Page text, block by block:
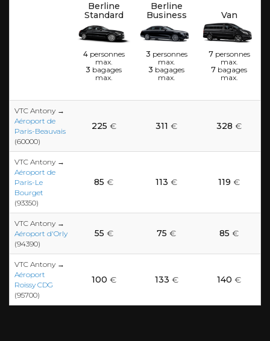
Berline
Standard
4personnes
max.
3 bagages
max.
Berline
Business
3 personnes
max.
3 bagages
max.
Van
7personnes
max.
7 bagages
max.
VTC Antony →
Aéroport de
Paris-Beauvais
(60000)
225 € 311 € 328 €
VTC Antony →
Aéroport de
Paris-Le
Bourget
(93350)
85 € 113 € 119 €
VTC Antony →
Aéroport d'Orly
(94390)
55 € 75 € 85 €
VTC Antony →
Aéroport
Roissy CDG
(95700)
100 € 133 € 140 €